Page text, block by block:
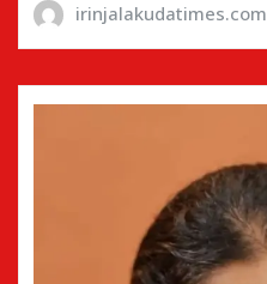
irinjalakudatimes.com